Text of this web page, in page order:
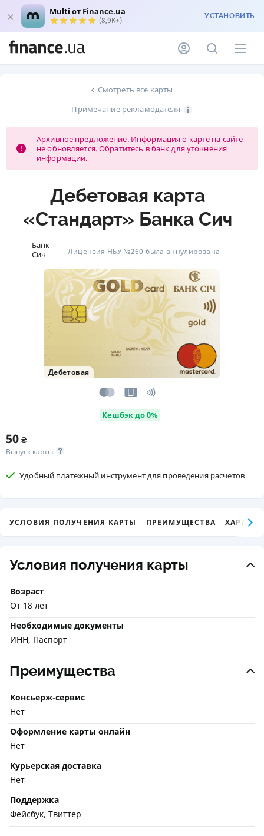
Multi от Finance.ua
(8,9K+) УСТАНОВИТЬ
Смотреть все карты
Примечание рекламодателя
Архивное предложение. Информация о карте на сайте
не обновляется. Обратитесь в банк для уточнения
информации.
Дебетовая карта
«Стандарт» Банка Сич
Банк
Сич
Лицензия НБУ №260 была аннулирована
Дебетовая
Кешбэк до 0%
50 ₴
Выпуск карты
Удобный платежный инструмент для проведения расчетов
УСЛОВИЯ ПОЛУЧЕНИЯ КАРТЫ ПРЕИМУЩЕСТВА
Условия получения карты
Возраст
От 18 лет
Необходимые документы
ИНН, Паспорт
Преимущества
Консьерж-сервис
Нет
Оформление карты онлайн
Нет
Курьерская доставка
Нет
Поддержка
Фейсбук, Твиттер